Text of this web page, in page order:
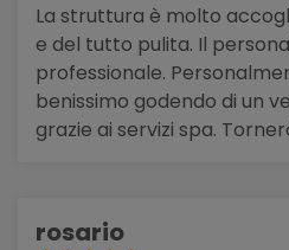
La struttura è molto
e del tutto pulita. Il
professionale.
benissimo godendo di un
grazie ai servizi spa.
rosario